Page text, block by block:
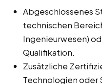
Abgeschlossenes
technischen
Ingenieurwesen)
Qualifikation.
Zusätzliche
Technologien oder